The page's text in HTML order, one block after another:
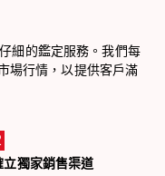
細的鑑定服務。我們每
場行情，以提供客戶滿
獨家銷售渠道